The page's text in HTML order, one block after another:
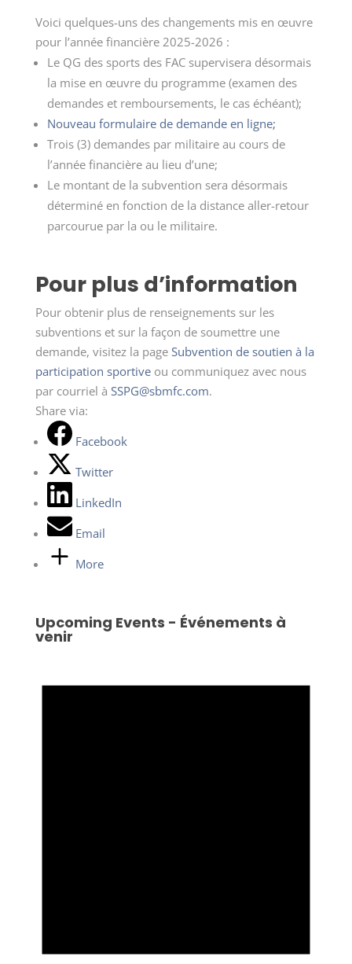
Voici quelques-uns des changements mis en œuvre
pour l’année financière 2025-2026 :
Le QG des sports des FAC supervisera désormais
la mise en œuvre du programme (examen des
demandes et remboursements, le cas échéant);
Nouveau formulaire de demande en ligne;
Trois (3)demandespar militaire au cours de
l’année financière au lieu d’une;
Le montant de la subvention sera désormais
déterminé en fonction de la distance aller-retour
parcourue par la ou le militaire.
Pour plus d’information
Pour obtenir plus de renseignements sur les
subventions et sur la façon de soumettre une
demande, visitez la page Subvention de soutien à la
participation sportiveou communiquez avec nous
par courriel à SSPG@sbmfc.com.
Share via:
Facebook
Twitter
LinkedIn
Email
More
Upcoming Events - Événements à
venir